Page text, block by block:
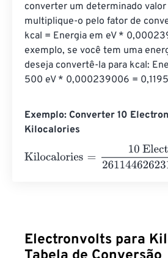
converter um determinado valor
multiplique-o pelo fator de
kcal = Energia em eV *
exemplo, se você tem uma
deseja convertê-la para kcal:
500 eV * 0,000239006 =
Exemplo: Converter 10
Kilocalories
Kilocalories
10 Electronvolts
Electronvolts para